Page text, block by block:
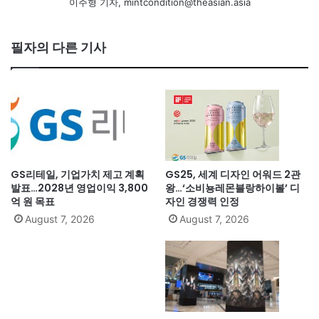
이주형 기자, mintcondition@theasian.asia
필자의 다른 기사
GS리테일, 기업가치 제고 계획
발표…2028년 영업이익 3,800
억 원 목표
August 7, 2026
GS25, 세계 디자인 어워드 2관
왕…‘소비뇽레몬블랑하이볼’ 디
자인 경쟁력 인정
August 7, 2026